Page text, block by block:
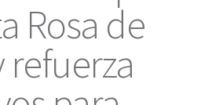
Rosa de
refuerza